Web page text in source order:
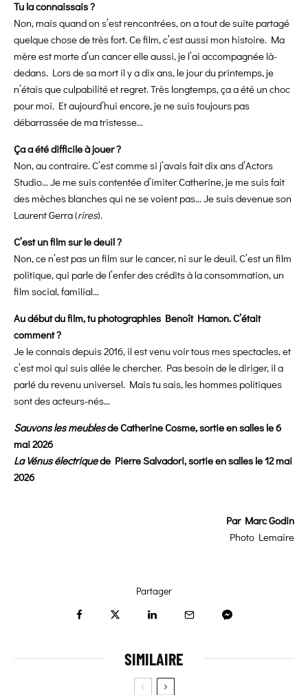
Tu la connaissais ?
Non, mais quand on s’est rencontrées, on a tout de suite partagé
quelque chose de très fort. Ce film, c’est aussi mon histoire. Ma
mère est morte d’un cancer elle aussi, je l’ai accompagnée là-
dedans. Lors de sa mort il y a dix ans, le jour du printemps, je
n’étais que culpabilité et regret. Très longtemps, ça a été un choc
pour moi. Et aujourd’hui encore, je ne suis toujours pas
débarrassée de ma tristesse…
Ça a été difficile à jouer ?
Non, au contraire. C’est comme si j’avais fait dix ans d’Actors
Studio… Je me suis contentée d’imiter Catherine, je me suis fait
des mèches blanches qui ne se voient pas… Je suis devenue son
Laurent Gerra (rires).
C’est un film sur le deuil ?
Non, ce n’est pas un film sur le cancer, ni sur le deuil. C’est un film
politique, qui parle de l’enfer des crédits à la consommation, un
film social, familial…
Au début du film, tu photographies Benoît Hamon. C’était
comment ?
Je le connais depuis 2016, il est venu voir tous mes spectacles, et
c’est moi qui suis allée le chercher. Pas besoin de le diriger, il a
parlé du revenu universel. Mais tu sais, les hommes politiques
sont des acteurs-nés…
Sauvons les meublesde Catherine Cosme, sortie en salles le 6
mai 2026
La Vénus électriquede Pierre Salvadori, sortie en salles le 12 mai
2026
Par Marc Godin
Photo Lemaire
Partager
SIMILAIRE